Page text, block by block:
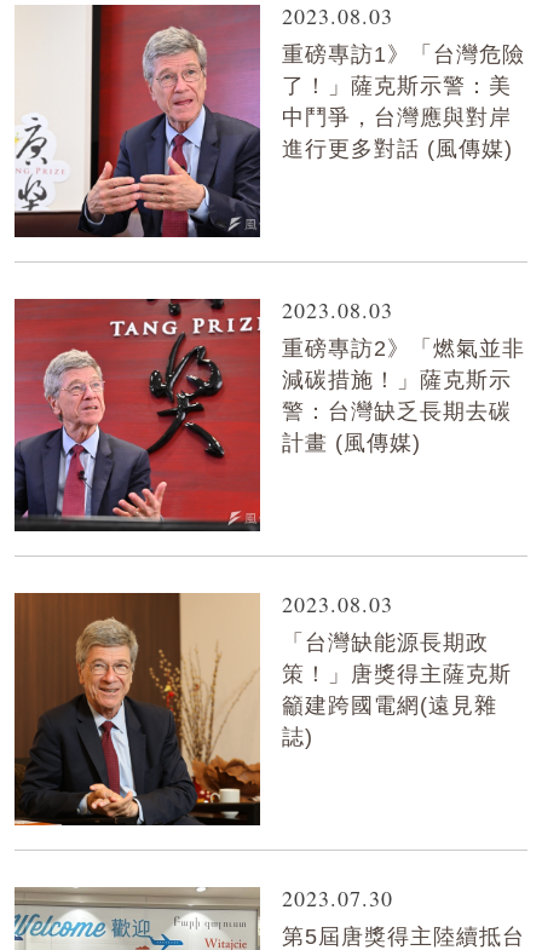
2023.08.03
重磅專訪1》「台灣危險
了！」薩克斯示警：美
中鬥爭，台灣應與對岸
進行更多對話 (風傳媒)
2023.08.03
重磅專訪2》「燃氣並非
減碳措施！」薩克斯示
警：台灣缺乏長期去碳
計畫 (風傳媒)
2023.08.03
「台灣缺能源長期政
策！」唐獎得主薩克斯
籲建跨國電網(遠見雜
誌)
2023.07.30
第5屆唐獎得主陸續抵台